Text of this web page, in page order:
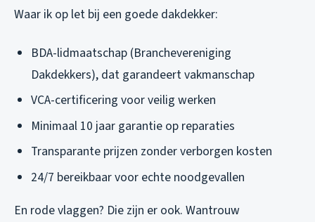
Waar ik op let bij een goede dakdekker:
BDA-lidmaatschap (Branchevereniging
Dakdekkers), dat garandeert vakmanschap
VCA-certificering voor veilig werken
Minimaal 10 jaar garantie op reparaties
Transparante prijzen zonder verborgen kosten
24/7 bereikbaar voor echte noodgevallen
En rode vlaggen? Die zijn er ook. Wantrouw